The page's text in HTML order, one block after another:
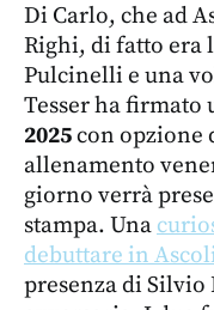
Di Carlo, che ad
Righi, di fatto era
Pulcinelli e una
Tesser ha firmato
2025con
allenamento
giorno verrà
stampa. Una
debuttare in
presenza di